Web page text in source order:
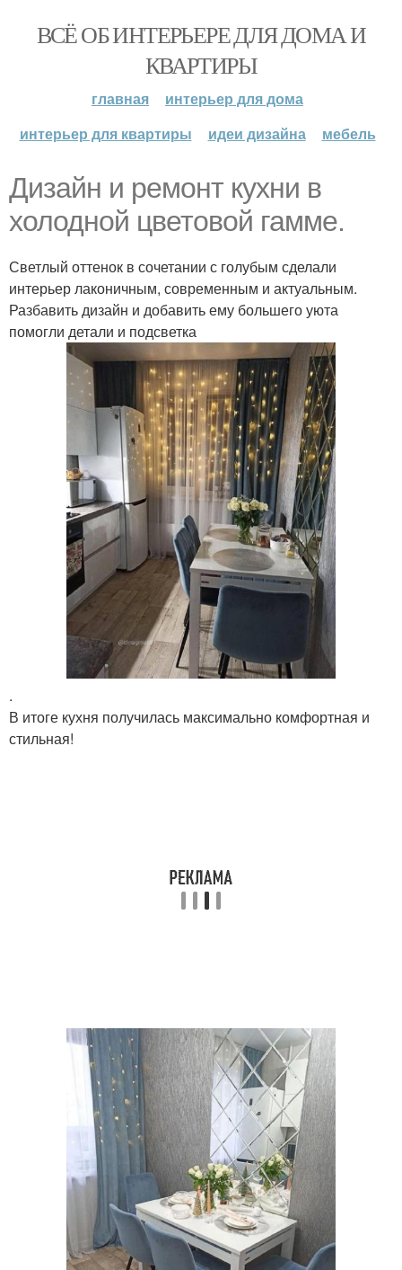
ВСЁ ОБ ИНТЕРЬЕРЕ ДЛЯ ДОМА И
КВАРТИРЫ
главная
интерьер для дома
интерьер для квартиры
идеи дизайна мебель
Дизайн и ремонт кухни в
холодной цветовой гамме.
Светлый оттенок в сочетании с голубым сделали
интерьер лаконичным, современным и актуальным.
Разбавить дизайн и добавить ему большего уюта
помогли детали и подсветка
.
В итоге кухня получилась максимально комфортная и
стильная!